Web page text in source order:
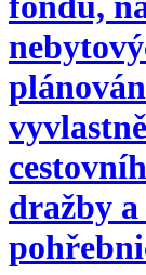
dražby